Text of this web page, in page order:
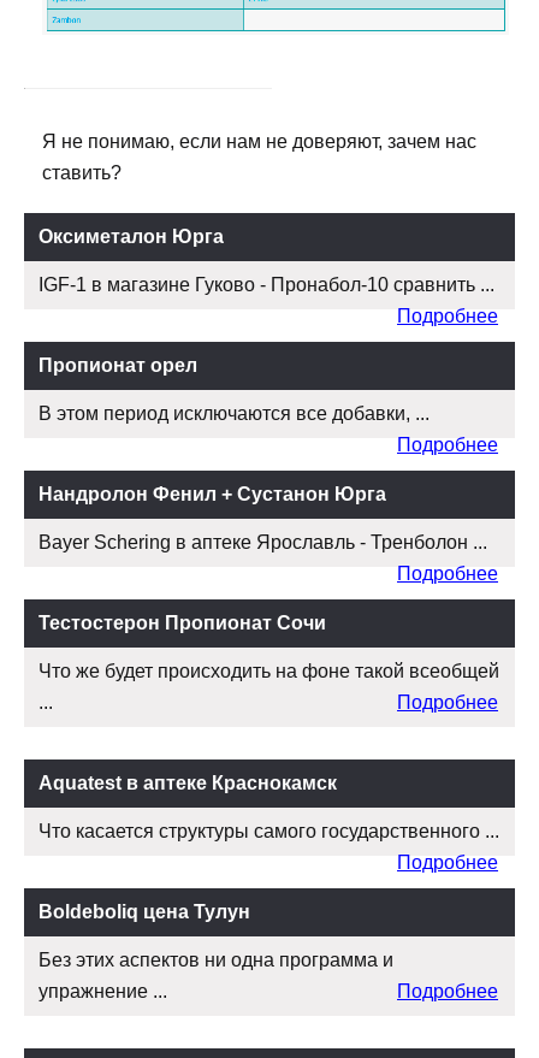
Я не понимаю, если нам не доверяют, зачем нас
ставить?
Оксиметалон Юрга
IGF-1 в магазине Гуково - Пронабол-10 сравнить ...
Подробнее
Пропионат орел
В этом период исключаются все добавки, ...
Подробнее
Нандролон Фенил + Сустанон Юрга
Bayer Schering в аптеке Ярославль - Тренболон ...
Подробнее
Тестостерон Пропионат Сочи
Что же будет происходить на фоне такой всеобщей
...
Подробнее
Aquatest в аптеке Краснокамск
Что касается структуры самого государственного ...
Подробнее
Boldeboliq цена Тулун
Без этих аспектов ни одна программа и
упражнение ...
Подробнее